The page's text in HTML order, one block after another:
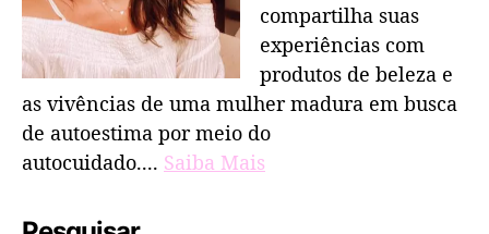
compartilha suas
experiências com
produtos de beleza e
as vivências de uma mulher madura em busca
de autoestima por meio do
autocuidado.... Saiba Mais